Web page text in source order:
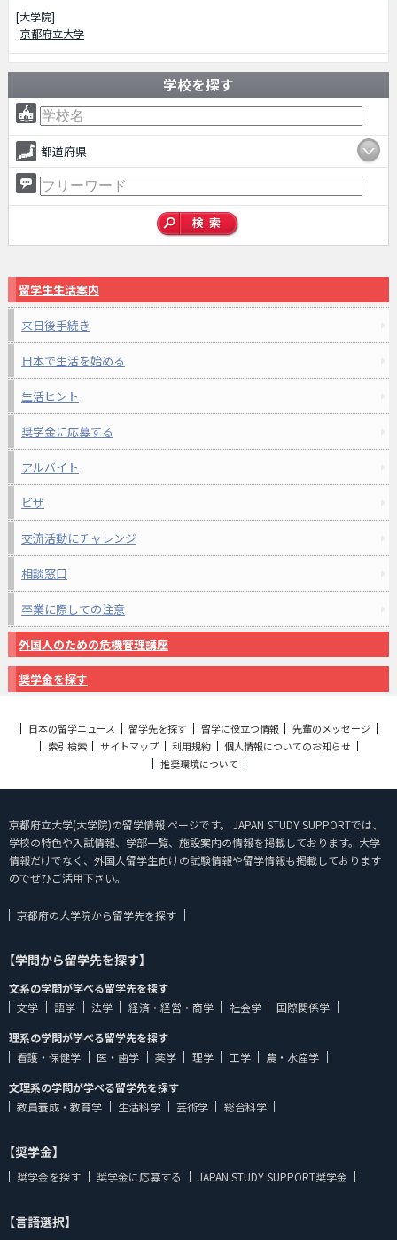
[大学院]
京都府立大学
学校を探す
都道府県
留学生生活案内
来日後手続き
日本で生活を始める
生活ヒント
奨学金に応募する
アルバイト
ビザ
交流活動にチャレンジ
相談窓口
卒業に際しての注意
外国人のための危機管理講座
奨学金を探す
日本の留学ニュース 留学先を探す 留学に役立つ情報
先輩のメッセージ
索引検索
サイトマップ 利用規約
個人情報についてのお知らせ
推奨環境について
京都府立大学(大学院)の留学情報 ページです。 JAPAN STUDY SUPPORTでは、
学校の特色や入試情報、学部一覧、施設案内の情報を掲載しております。大学
情報だけでなく、外国人留学生向けの試験情報や留学情報も掲載しております
のでぜひご活用下さい。
京都府の大学院から留学先を探す
【学問から留学先を探す】
文系の学問が学べる留学先を探す
文学
語学 法学 経済・経営・商学 社会学
国際関係学
理系の学問が学べる留学先を探す
看護・保健学
医・歯学 薬学 理学 工学
農・水産学
文理系の学問が学べる留学先を探す
教員養成・教育学
生活科学 芸術学 総合科学
【奨学金】
奨学金を探す 奨学金に応募する JAPAN STUDY SUPPORT奨学金
【言語選択】